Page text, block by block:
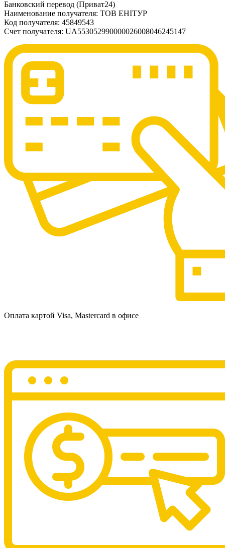
Банковский перевод (Приват24)
Наименование получателя: ТОВ ЕНІТУР
Код получателя: 45849543
Счет получателя: UA553052990000026008046245147
Оплата картой Visa, Mastercard в офисе